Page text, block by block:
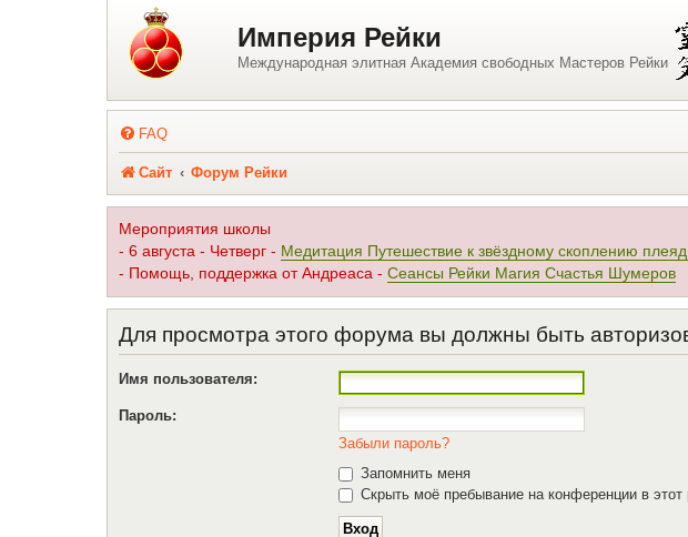
Регистрация Империя Рейки
Международная элитная Академия свободных Мастеров Рейки
FAQ
Сайт Форум Рейки
Мероприятия школы
- 6 августа - Четверг - Медитация Путешествие к звёздному скоплению
- Помощь, поддержка от Андреаса - Сеансы Рейки Магия Счастья Шумеров
Для просмотра этого форума вы должны быть
Имя пользователя:
Пароль:
Забыли пароль?
Запомнить меня
Скрыть моё пребывание на конференции в этот